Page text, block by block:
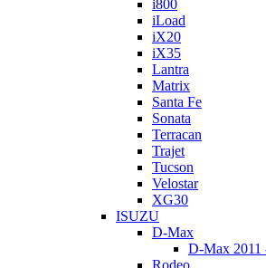
i800
iLoad
iX20
iX35
Lantra
Matrix
Santa Fe
Sonata
Terracan
Trajet
Tucson
Velostar
XG30
ISUZU
D-Max
D-Max 2011
Rodeo